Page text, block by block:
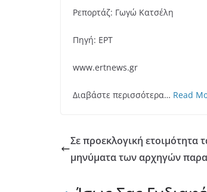
Ρεπορτάζ: Γωγώ Κατσέλη
Πηγή: ΕΡΤ
www.ertnews.gr
Διαβάστε περισσότερα… Read
Σε προεκλογική ετοιμότητα
μηνύματα των αρχηγών